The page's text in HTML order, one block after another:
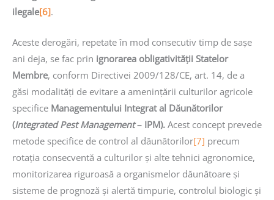
ilegale[6].
Aceste derogări, repetate în mod consecutiv timp de sașe
ani deja, se fac prin ignorarea obligativității Statelor
Membre, conform Directivei 2009/128/CE, art. 14, de a
găsi modalități de evitare a amenințării culturilor agricole
specifice Managementului Integrat al Dăunătorilor
(Integrated Pest Management– IPM). Acest concept prevede
metode specifice de control al dăunătorilor[7] precum
rotația consecventă a culturilor și alte tehnici agronomice,
monitorizarea riguroasă a organismelor dăunătoare și
sisteme de prognoză și alertă timpurie, controlul biologic și